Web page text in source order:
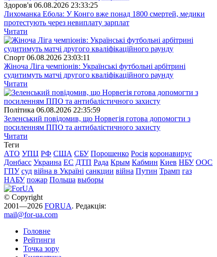
Здоров'я 06.08.2026 23:33:25
Лихоманка Ебола: У Конго вже понад 1800 смертей, медики
протестують через невиплату зарплат
Читати
Спорт 06.08.2026 23:03:11
Жіноча Ліга чемпіонів: Українські футбольні арбітрині
судитимуть матчі другого кваліфікаційного раунду
Читати
Полiтика 06.08.2026 22:35:59
Зеленський повідомив, що Норвегія готова допомогти з
посиленням ППО та антибалістичного захисту
Читати
Теги
АТО УПЦ РФ США СБУ Порошенко Росія коронавирус
Донбасс Украина ЕС ДТП Рада Крым Кабмин Киев НБУ ООС
ГПУ суд війна в Україні санкции війна Путин Трамп газ
НАБУ пожар Польша выборы
© Copyright
2001—2026 FORUA. Редакція:
mail@for-ua.com
Головне
Рейтинги
Точка зору